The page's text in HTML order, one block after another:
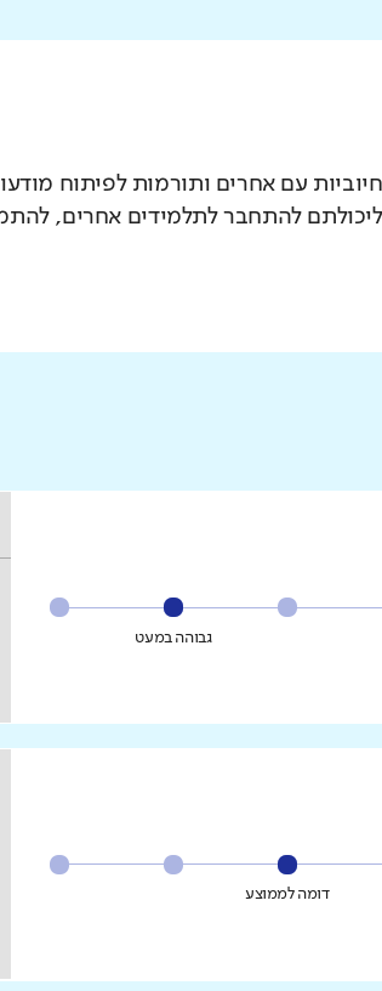
עם אחרים ותורמות לפיתוח
ליכולתם להתחבר לתלמידים אחרים,
גבוהה במעט
דומה לממוצע